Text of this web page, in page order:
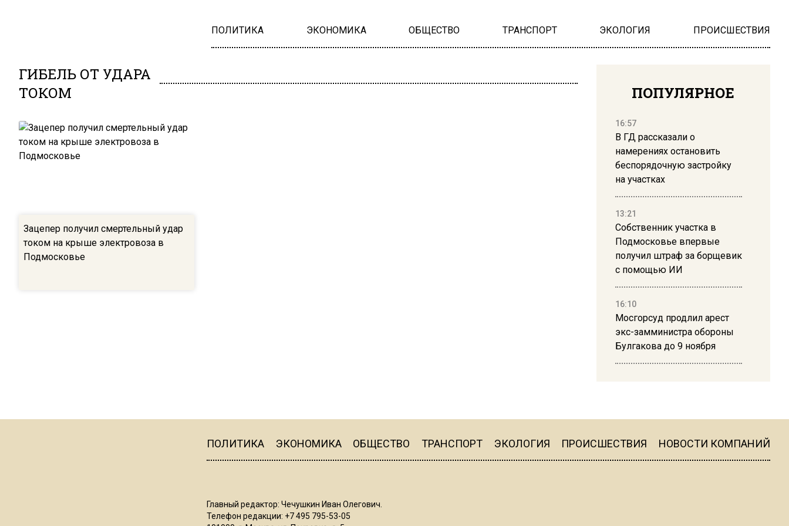
ПОЛИТИКА ЭКОНОМИКА ОБЩЕСТВО ТРАНСПОРТ ЭКОЛОГИЯ ПРОИСШЕСТВИЯ
ГИБЕЛЬ ОТ УДАРА
ТОКОМ
Зацепер получил смертельный удар
током на крыше электровоза в
Подмосковье
ПОПУЛЯРНОЕ
16:57
В ГД рассказали о
намерениях остановить
беспорядочную застройку
на участках
13:21
Собственник участка в
Подмосковье впервые
получил штраф за борщевик
с помощью ИИ
16:10
Мосгорсуд продлил арест
экс-замминистра обороны
Булгакова до 9 ноября
16:19
ПОЛИТИКА ЭКОНОМИКА ОБЩЕСТВО ТРАНСПОРТ ЭКОЛОГИЯ ПРОИСШЕСТВИЯ НОВОСТИ КОМПАНИЙ
Главный редактор: Чечушкин Иван Олегович.
Телефон редакции: +7 495 795-53-05